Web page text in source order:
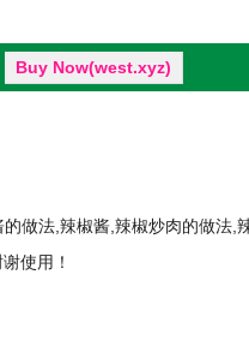
Buy Now(west.xyz)
做法,辣椒酱,辣椒炒肉的做法
使用！